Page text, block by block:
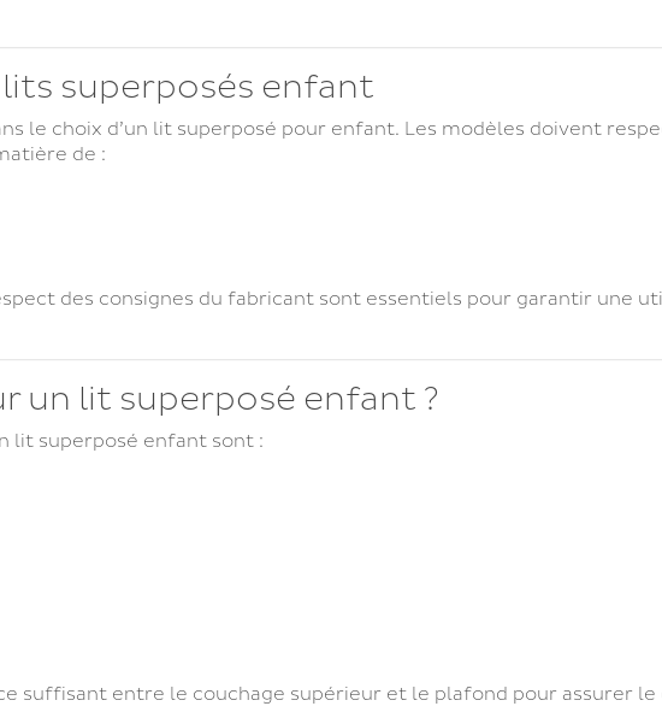
superposés enfant
le choix d’un lit superposé pour enfant. Les modèles doivent
de :
des consignes du fabricant sont essentiels pour garantir une
un lit superposé enfant ?
lit superposé enfant sont :
suffisant entre le couchage supérieur et le plafond pour assurer